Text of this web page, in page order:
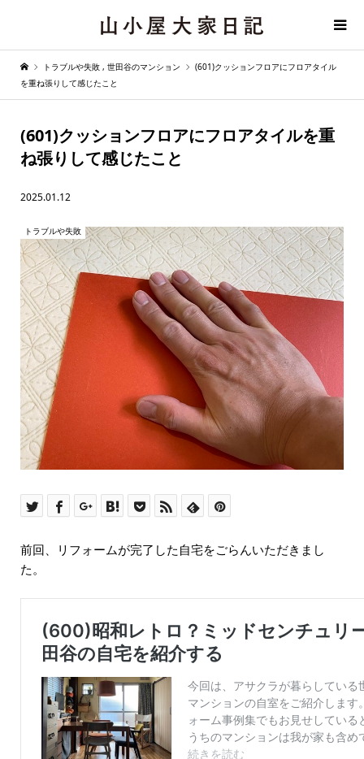
トラブルや失敗 , 世田谷のマンション
(601)クッションフロアにフロアタイル
を重ね張りして感じたこと
(601)クッションフロアにフロアタイルを重
ね張りして感じたこと
2025.01.12
トラブルや失敗
前回、リフォームが完了した自宅をごらんいただきまし
た。